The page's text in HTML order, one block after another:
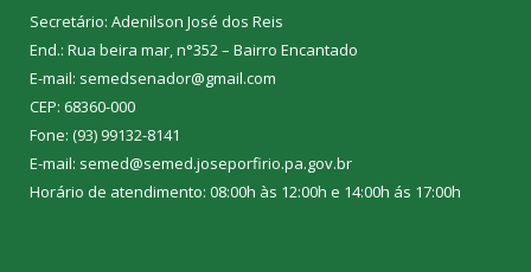
Secretário: Adenilson José dos Reis
End.: Rua beira mar, n°352 – Bairro Encantado
E-mail: semedsenador@gmail.com
CEP: 68360-000
Fone: (93) 99132-8141
E-mail: semed@semed.joseporfirio.pa.gov.br
Horário de atendimento: 08:00h às 12:00h e 14:00h ás 17:00h